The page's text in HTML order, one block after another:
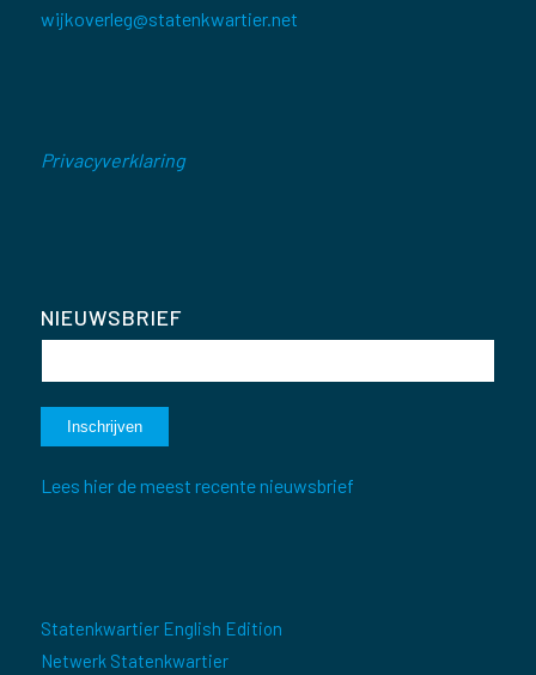
wijkoverleg@statenkwartier.net
Privacyverklaring
NIEUWSBRIEF
Lees hier de meest recente nieuwsbrief
Statenkwartier English Edition
Netwerk Statenkwartier